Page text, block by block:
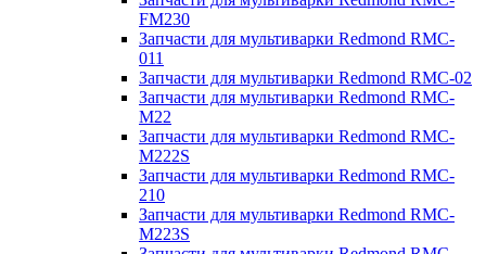
FM230
Запчасти для мультиварки Redmond RMC-
011
Запчасти для мультиварки Redmond RMC-02
Запчасти для мультиварки Redmond RMC-
M22
Запчасти для мультиварки Redmond RMC-
M222S
Запчасти для мультиварки Redmond RMC-
210
Запчасти для мультиварки Redmond RMC-
M223S